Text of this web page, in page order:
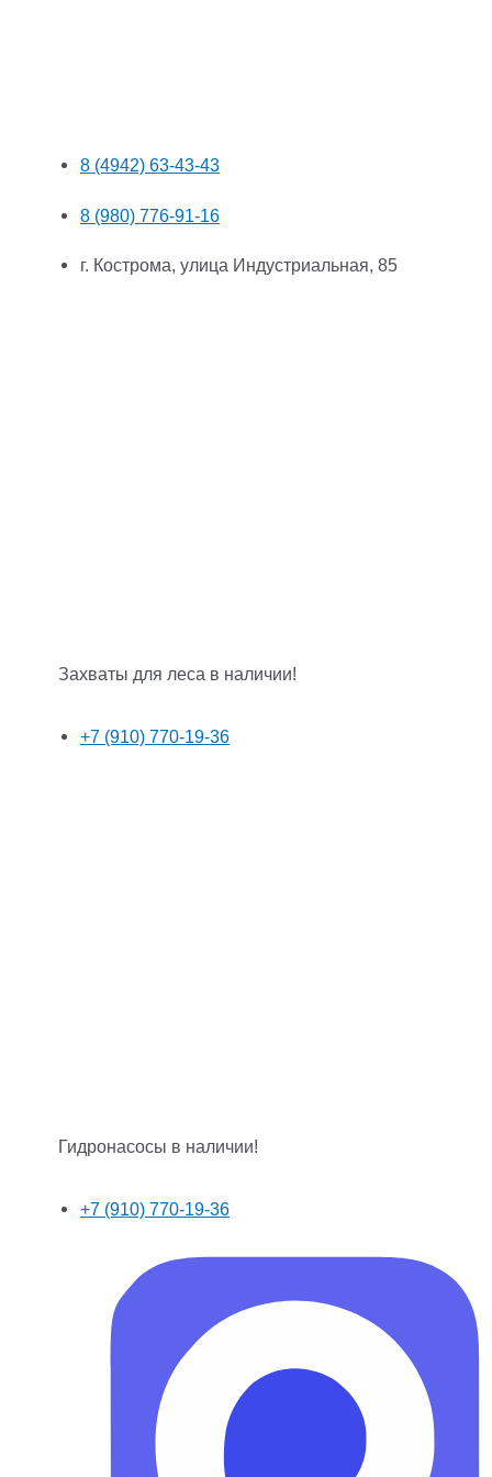
8 (4942) 63-43-43
8 (980) 776-91-16
г. Кострома, улица Индустриальная, 85
Захваты для леса в наличии!
+7 (910) 770-19-36
Гидронасосы в наличии!
+7 (910) 770-19-36